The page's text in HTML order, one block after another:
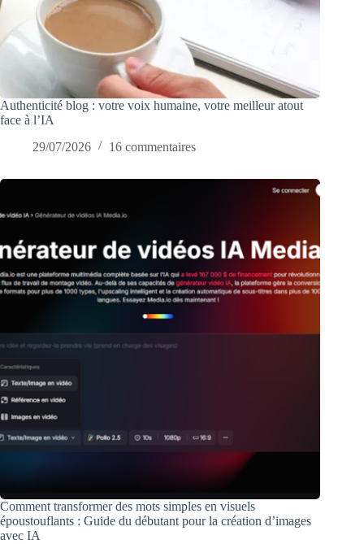
Authenticité blog : votre voix humaine, votre meilleur atout
face à l’IA
29/07/2026
16 commentaires
Comment transformer des mots simples en visuels
époustouflants : Guide du débutant pour la création d’images
avec IA